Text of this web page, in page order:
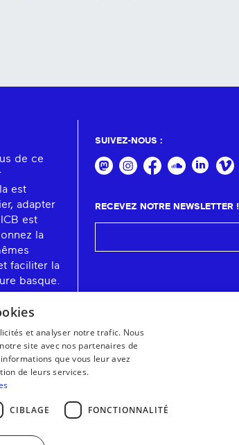
de ce
est
adapter
est
la
faciliter la
basque.
SUIVEZ-NOUS :
RECEVEZ NOTRE NEWSLETTER !
et analyser notre trafic. Nous
site avec nos partenaires de
que vous leur avez
de leurs services.
CIBLAGE FONCTIONNALITÉ